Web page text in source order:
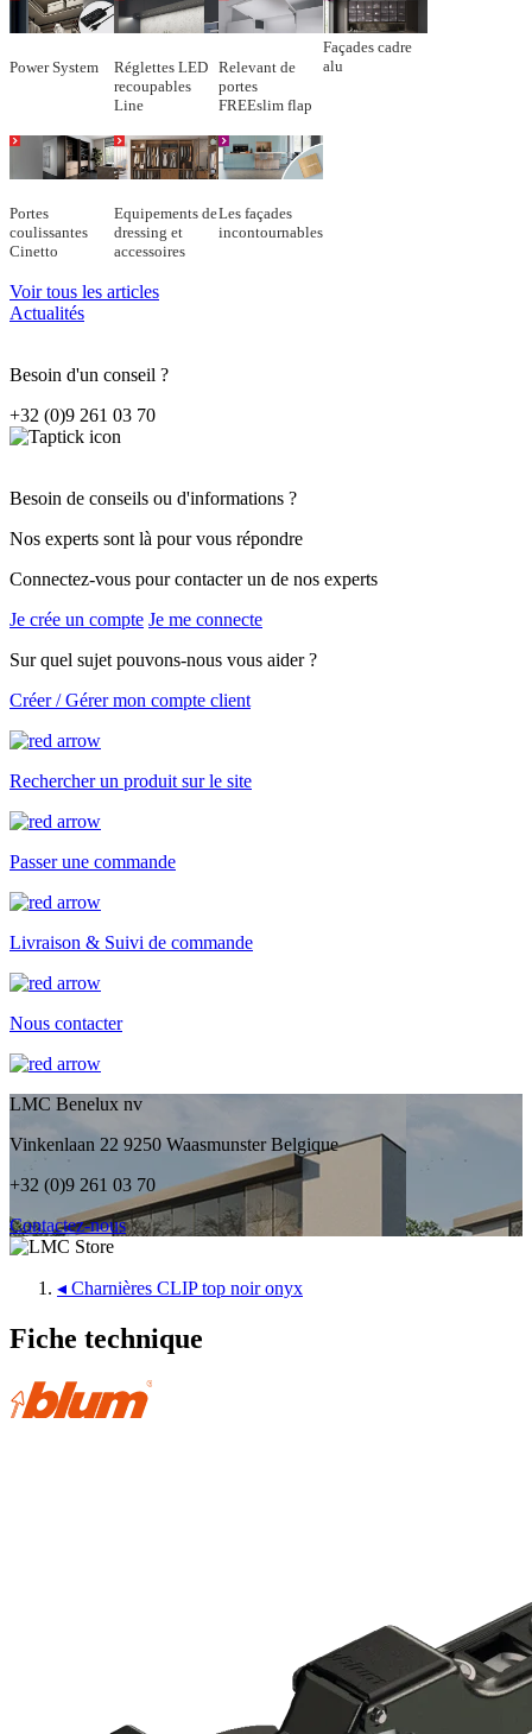
Power System
Réglettes LED
recoupables
Line
Relevant de
portes
FREEslim flap
Façades cadre
alu
Portes
coulissantes
Cinetto
Equipements de
dressing et
accessoires
Les façades
incontournables
Voir tous les articles
Actualités
Besoin d'un conseil ?
+32 (0)9 261 03 70
Besoin de conseils ou d'informations ?
Nos experts sont là pour vous répondre
Connectez-vous pour contacter un de nos experts
Je crée un compte Je me connecte
Sur quel sujet pouvons-nous vous aider ?
Créer / Gérer mon compte client
Rechercher un produit sur le site
Passer une commande
Livraison & Suivi de commande
Nous contacter
LMC Benelux nv
Vinkenlaan 22 9250 Waasmunster Belgique
+32 (0)9 261 03 70
Contactez-nous
◂ Charnières CLIP top noir onyx
Fiche technique